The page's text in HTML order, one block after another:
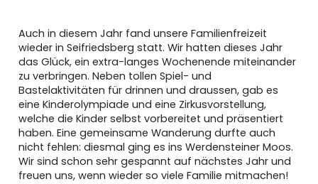
Auch in diesem Jahr fand unsere Familienfreizeit
wieder in Seifriedsberg statt. Wir hatten dieses Jahr
das Glück, ein extra-langes Wochenende miteinander
zu verbringen. Neben tollen Spiel- und
Bastelaktivitäten für drinnen und draussen, gab es
eine Kinderolympiade und eine Zirkusvorstellung,
welche die Kinder selbst vorbereitet und präsentiert
haben. Eine gemeinsame Wanderung durfte auch
nicht fehlen: diesmal ging es ins Werdensteiner Moos.
Wir sind schon sehr gespannt auf nächstes Jahr und
freuen uns, wenn wieder so viele Familie mitmachen!